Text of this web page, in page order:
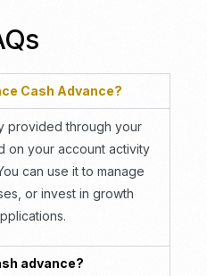
Cash Advance?
provided through your
on your account activity
can use it to manage
or invest in growth
advance?